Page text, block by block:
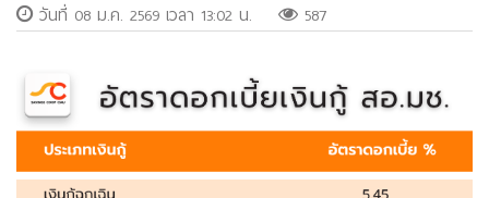
วันที่ 08 ม.ค. 2569 เวลา 13:02 น.
587